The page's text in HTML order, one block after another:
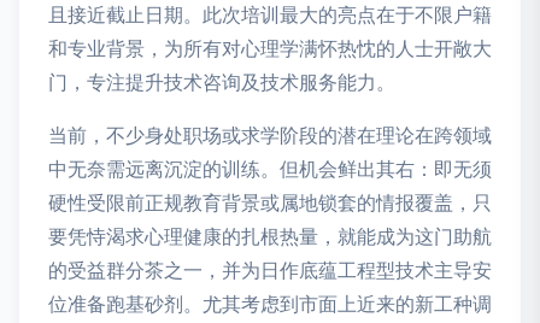
且接近截止日期。此次培训最大的亮点在于不限户籍
和专业背景，为所有对心理学满怀热忱的人士开敞大
门，专注提升技术咨询及技术服务能力。
当前，不少身处职场或求学阶段的潜在理论在跨领域
中无奈需远离沉淀的训练。但机会鲜出其右：即无须
硬性受限前正规教育背景或属地锁套的情报覆盖，只
要凭恃渴求心理健康的扎根热量，就能成为这门助航
的受益群分茶之一，并为日作底蕴工程型技术主导安
位准备跑基砂剂。尤其考虑到市面上近来的新工种调